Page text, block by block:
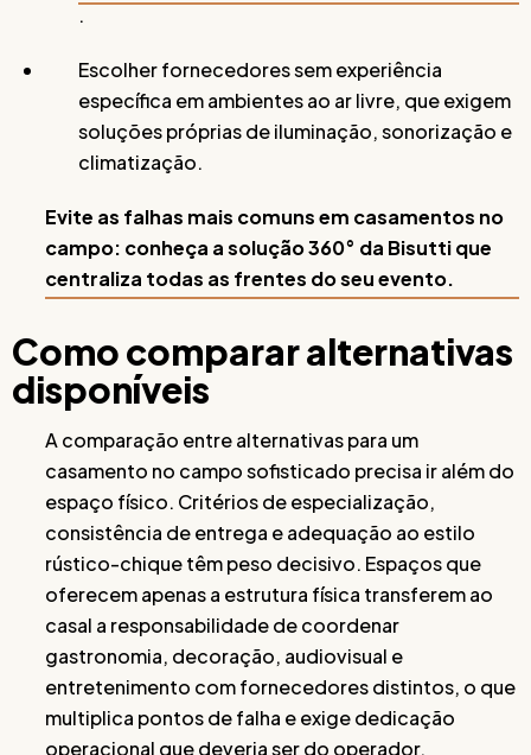
.
Escolher fornecedores sem experiência
específica em ambientes ao ar livre, que exigem
soluções próprias de iluminação, sonorização e
climatização.
Evite as falhas mais comuns em casamentos no
campo: conheça a solução 360° da Bisutti que
centraliza todas as frentes do seu evento.
Como comparar alternativas
disponíveis
A comparação entre alternativas para um
casamento no campo sofisticado precisa ir além do
espaço físico. Critérios de especialização,
consistência de entrega e adequação ao estilo
rústico-chique têm peso decisivo. Espaços que
oferecem apenas a estrutura física transferem ao
casal a responsabilidade de coordenar
gastronomia, decoração, audiovisual e
entretenimento com fornecedores distintos, o que
multiplica pontos de falha e exige dedicação
operacional que deveria ser do operador.